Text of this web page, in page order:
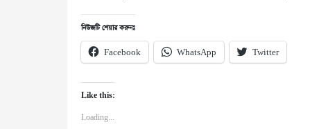
নিউজটি শেয়ার করুনঃ
Facebook WhatsApp Twitter
Like this:
Loading...